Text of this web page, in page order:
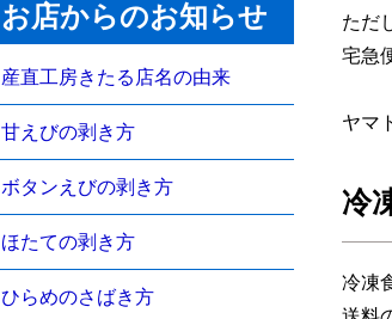
ただ
宅急
ヤマ
冷
冷凍
お店からのお知らせ
産直工房きたる店名の由来
甘えびの剥き方
ボタンえびの剥き方
ほたての剥き方
ひらめのさばき方